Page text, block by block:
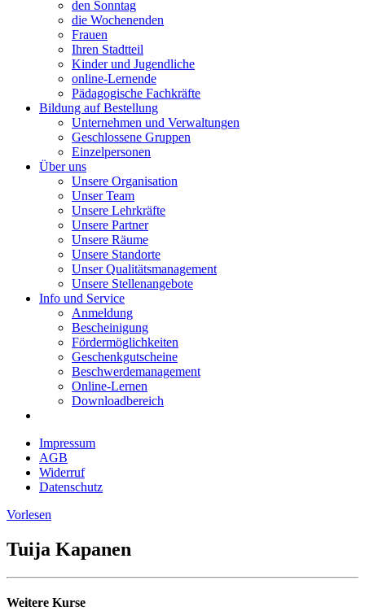
den Sonntag
die Wochenenden
Frauen
Ihren Stadtteil
Kinder und Jugendliche
online-Lernende
Pädagogische Fachkräfte
Bildung auf Bestellung
Unternehmen und Verwaltungen
Geschlossene Gruppen
Einzelpersonen
Über uns
Unsere Organisation
Unser Team
Unsere Lehrkräfte
Unsere Partner
Unsere Räume
Unsere Standorte
Unser Qualitätsmanagement
Unsere Stellenangebote
Info und Service
Anmeldung
Bescheinigung
Fördermöglichkeiten
Geschenkgutscheine
Beschwerdemanagement
Online-Lernen
Downloadbereich
Impressum
AGB
Widerruf
Datenschutz
Vorlesen
Tuija Kapanen
Weitere Kurse